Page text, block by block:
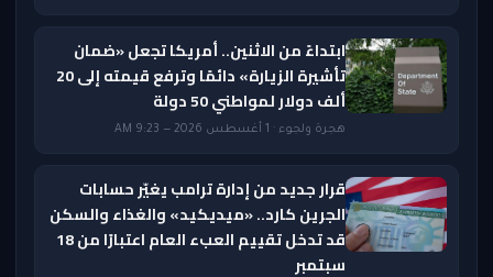
ابتداءً من الاثنين.. أمريكا تجعل «ضمان
تأشيرة الزيارة» دائمًا وترفع قيمته إلى 20
ألف دولار لمواطني 50 دولة
هجرة ولجوء · 1 أغسطس 2026 — 9:23 AM
قرار جديد من إدارة ترامب يغيّر حسابات
الجرين كارد.. «ميديكيد» والغذاء والسكن
قد تدخل تقييم العبء العام اعتبارًا من 18
سبتمبر